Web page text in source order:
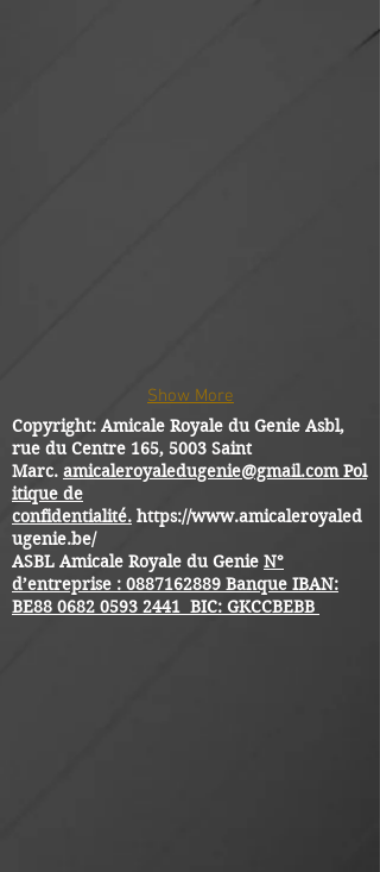
Show More
Copyright: Amicale Royale du Genie Asbl,
rue du Centre 165, 5003 Saint
Marc. amicaleroyaledugenie@gmail.com Pol
itique de
confidentialité. https://www.amicaleroyaled
ugenie.be/
ASBL Amicale Royale du Genie N°
d’entreprise : 0887162889 Banque IBAN:
BE88 0682 0593 2441 BIC: GKCCBEBB